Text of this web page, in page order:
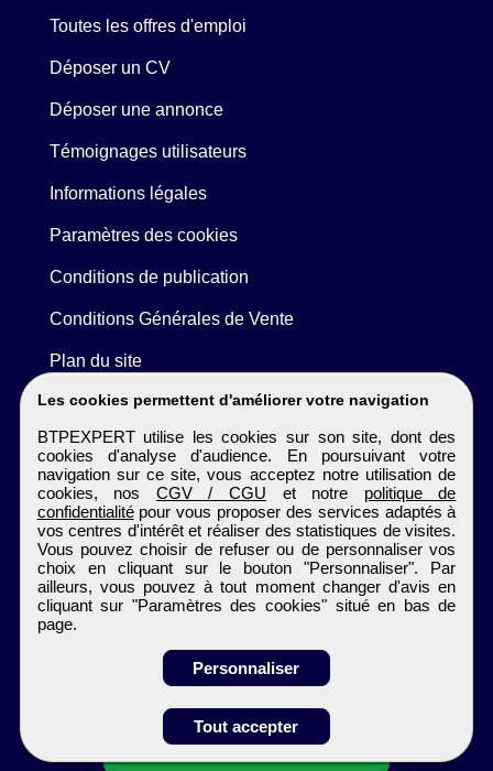
Candidature spontanée
Les cookies permettent d'améliorer votre navigation
BTPEXPERT utilise les cookies sur son site, dont des
cookies d'analyse d'audience. En poursuivant votre
navigation sur ce site, vous acceptez notre utilisation de
cookies, nos CGV / CGU et notre politique de
confidentialitépour vous proposer des services adaptés à
vos centres d'intérêt et réaliser des statistiques de visites.
Vous pouvez choisir de refuser ou de personnaliser vos
choix en cliquant sur le bouton "Personnaliser". Par
ailleurs, vous pouvez à tout moment changer d'avis en
cliquant sur "Paramètres des cookies" situé en bas de
page.
Personnaliser
Tout accepter
Toutes les offres d'emploi
Déposer un CV
Déposer une annonce
Témoignages utilisateurs
Informations légales
Paramètres des cookies
Conditions de publication
Conditions Générales de Vente
Plan du site
BTPEXPERT
Tous droits réservés © 1999 - 2026